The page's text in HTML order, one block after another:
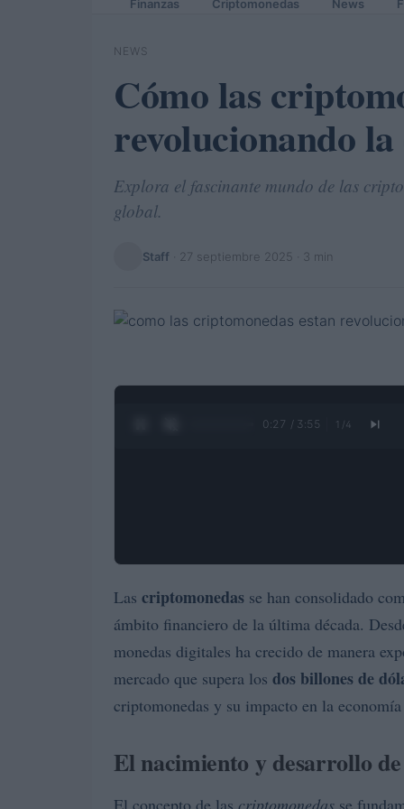
Finanzas Criptomonedas News
NEWS
Cómo las
revolucionando
Explora el fascinante mundo de las
global.
Staff 27 septiembre 2025 · 3 min
0:28 / 3:55 1 /4
Las criptomonedas se han consolidado
ámbito financiero de la última década.
monedas digitales ha crecido de manera
mercado que supera los dos billones de
criptomonedas y su impacto en la
El nacimiento y desarrollo
El concepto de las criptomonedas se